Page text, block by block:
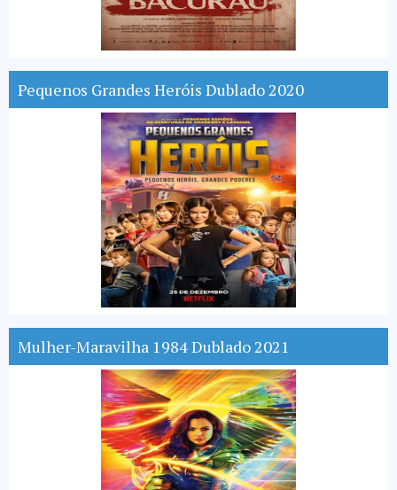
Pequenos Grandes Heróis Dublado 2020
Mulher-Maravilha 1984 Dublado 2021